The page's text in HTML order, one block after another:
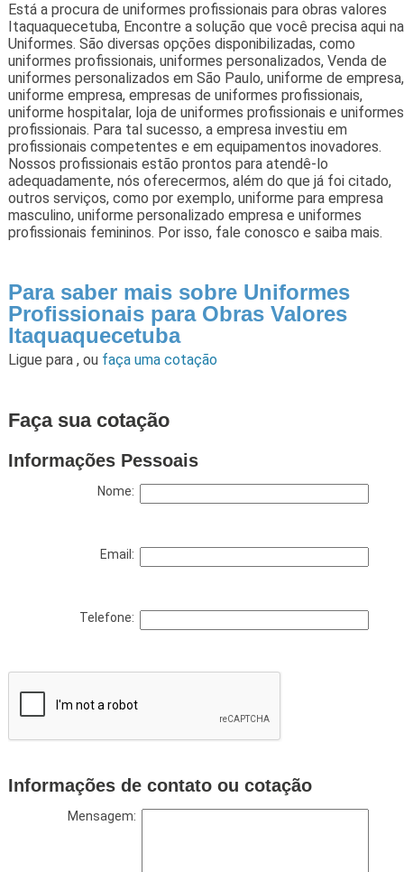
Está a procura de uniformes profissionais para obras valores
Itaquaquecetuba, Encontre a solução que você precisa aqui na
Uniformes. São diversas opções disponibilizadas, como
uniformes profissionais, uniformes personalizados, Venda de
uniformes personalizados em São Paulo, uniforme de empresa,
uniforme empresa, empresas de uniformes profissionais,
uniforme hospitalar, loja de uniformes profissionais e uniformes
profissionais. Para tal sucesso, a empresa investiu em
profissionais competentes e em equipamentos inovadores.
Nossos profissionais estão prontos para atendê-lo
adequadamente, nós oferecermos, além do que já foi citado,
outros serviços, como por exemplo, uniforme para empresa
masculino, uniforme personalizado empresa e uniformes
profissionais femininos. Por isso, fale conosco e saiba mais.
Para saber mais sobre Uniformes
Profissionais para Obras Valores
Itaquaquecetuba
Ligue para , ou faça uma cotação
Faça sua cotação
Informações Pessoais
Nome:
Email:
Telefone:
Informações de contato ou cotação
Mensagem: